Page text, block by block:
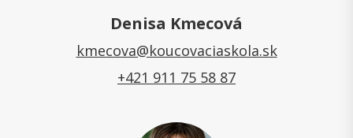
Denisa Kmecová
kmecova@koucovaciaskola.sk
+421 911 75 58 87